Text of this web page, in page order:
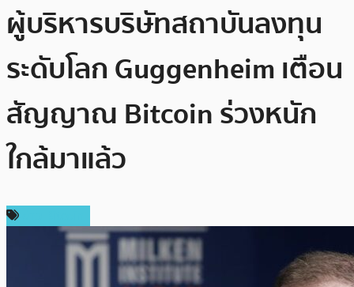
ผู้บริหารบริษัทสถาบันลงทุน
ระดับโลก Guggenheim เตือน
สัญญาณ Bitcoin ร่วงหนัก
ใกล้มาแล้ว